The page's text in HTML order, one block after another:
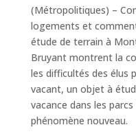
(Métropolitiques) –
logements et
étude de terrain à
Bruyant montrent la
les difficultés des élus
vacant, un objet à
vacance dans les
phénomène nouveau.